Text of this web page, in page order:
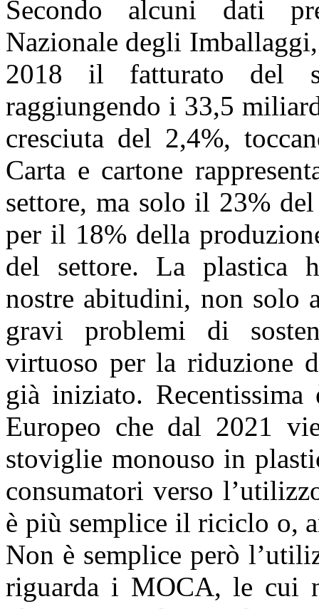
Secondo alcuni dati
Nazionale degli
2018 il fatturato del
raggiungendo i 33,5
cresciuta del 2,4%,
Carta e cartone
settore, ma solo il 23%
per il 18% della
del settore. La plastica
nostre abitudini, non solo
gravi problemi di
virtuoso per la riduzione
già iniziato.
Europeo che dal 2021
stoviglie monouso in
consumatori verso
è più semplice il riciclo o,
Non è semplice però
riguarda i MOCA, le cui